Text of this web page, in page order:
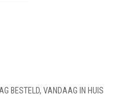
BESTELD, VANDAAG IN HUIS